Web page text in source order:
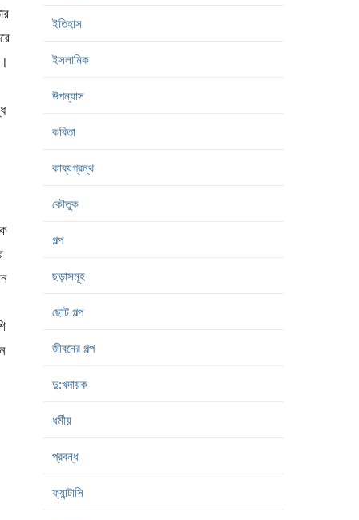
ইতিহাস
ইসলামিক
উপন্যাস
কবিতা
কাব্যগ্রন্থ
কৌতুক
গল্প
ছড়াসমূহ
ছোট গল্প
জীবনের গল্প
দু:খদায়ক
ধর্মীয়
প্রবন্ধ
ফ্যান্টাসি